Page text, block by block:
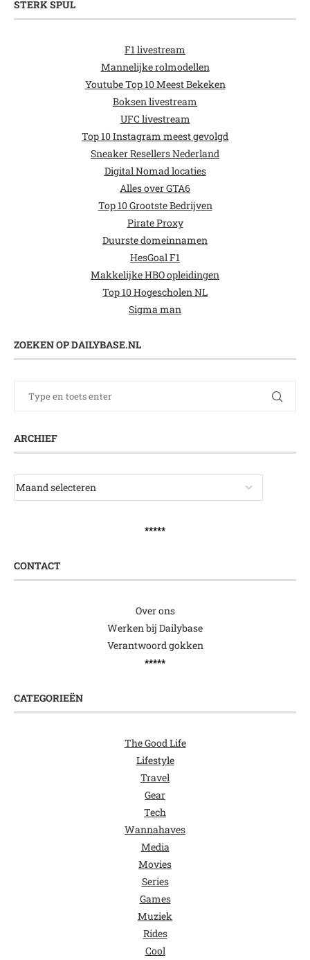
STERK SPUL
F1 livestream
Mannelijke rolmodellen
Youtube Top 10 Meest Bekeken
Boksen livestream
UFC livestream
Top 10 Instagram meest gevolgd
Sneaker Resellers Nederland
Digital Nomad locaties
Alles over GTA6
Top 10 Grootste Bedrijven
Pirate Proxy
Duurste domeinnamen
HesGoal F1
Makkelijke HBO opleidingen
Top 10 Hogescholen NL
Sigma man
ZOEKEN OP DAILYBASE.NL
ARCHIEF
*****
CONTACT
Over ons
Werken bij Dailybase
Verantwoord gokken
*****
CATEGORIEËN
The Good Life
Lifestyle
Travel
Gear
Tech
Wannahaves
Media
Movies
Series
Games
Muziek
Rides
Cool